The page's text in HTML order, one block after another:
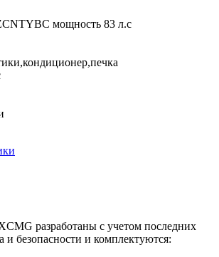
мощность 83 л.с
разработаны с учетом последних
и безопасности и комплектуются: